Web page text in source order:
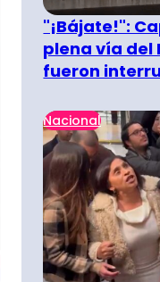
"¡Bájate!":
plena vía del
fueron
Nacional